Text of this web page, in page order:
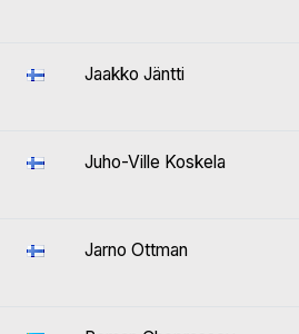
Jaakko Jäntti
Juho-Ville Koskela
Jarno Ottman